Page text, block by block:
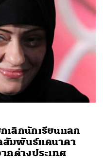
เลิกนักเรียนแลก
สัมพันธ์แคนาดา
กต่างประเทศ
LINE EMAIL